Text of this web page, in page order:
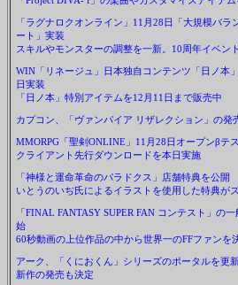
「ラグナロクオンライン」11月28日「大規模バラ
ート」実装
スキルやモンスターの調整を一新。10周年イベン
WIN「リネージュ」日本独自コンテンツ「日ノ本
日実装
「日ノ本」特別アイテムを12月11日まで販売中
カプコン、「ヴァンパイア リザレクション」の発
MMORPG「聖剣ONLINE」11月28日オープンβテ
クライアント先行ダウンロードを本日実施
「神様と運命革命のパラドクス」店舗特典を公開
いとうのいぢ氏によるイラストを使用した特典が
「FINAL FANTASY SUPER FAN コンテスト」の
始
60秒動画の上位作品の中から世界一のFFファンを
アーク、「くにおくん」シリーズのポータルを更
新作の発売も決定